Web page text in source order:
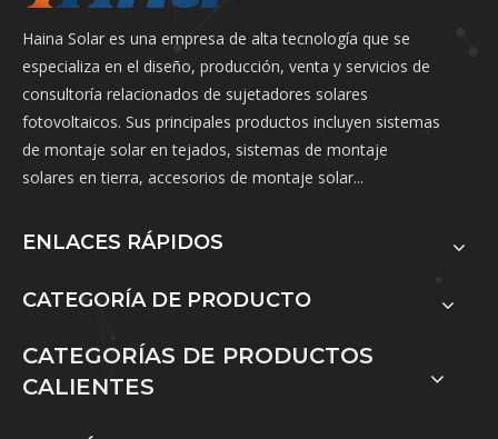
Haina Solar es una empresa de alta tecnología que se
especializa en el diseño, producción, venta y servicios de
consultoría relacionados de sujetadores solares
fotovoltaicos. Sus principales productos incluyen sistemas
de montaje solar en tejados, sistemas de montaje
solares en tierra, accesorios de montaje solar...
ENLACES RÁPIDOS
CATEGORÍA DE PRODUCTO
CATEGORÍAS DE PRODUCTOS
CALIENTES